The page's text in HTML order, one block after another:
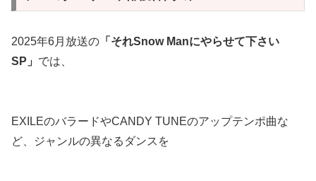
2025年6月放送の 「それSnow Manにやらせて下さい
SP」 では、
EXILEのバラードやCANDY TUNEのアップテンポ曲な
ど、ジャンルの異なるダンスを